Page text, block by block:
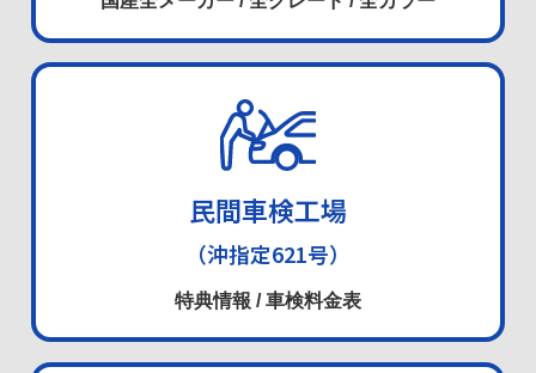
民間車検工場
（沖指定621号）
特典情報 / 車検料金表